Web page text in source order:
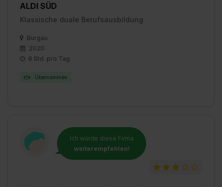
ALDI SÜD
Klassische duale Berufsausbildung
Burgau
2020
6 Std. pro Tag
Übernommen
Ich würde diese Firma
weiterempfehlen!